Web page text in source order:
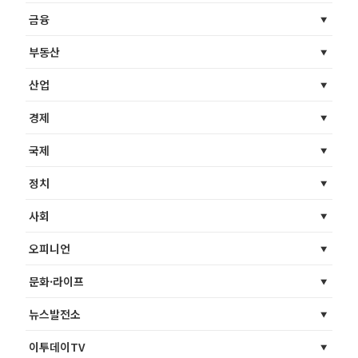
금융
부동산
산업
경제
국제
정치
사회
오피니언
문화·라이프
뉴스발전소
이투데이TV